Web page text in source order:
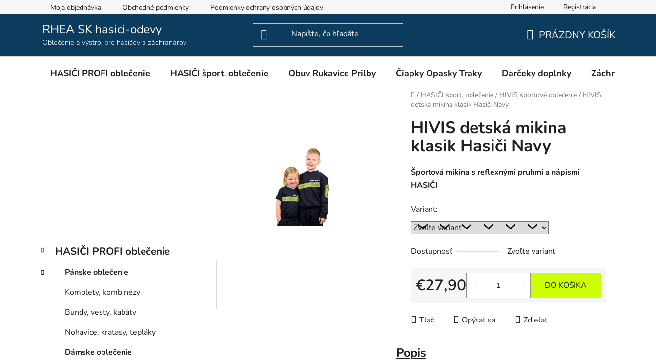
na
Moja objednávka Obchodné podmienky Podmienky ochrany osobných údajov Oblečenie a výstroj pre hasičov RHEA SK Veľkostné tabuľky
Prihlásenie Registrácia
RHEA SK hasici-odevy
Oblečenie a výstroj pre hasičov a záchranárov
KOŠÍK
PRÁZDNY KOŠÍK
HASIČI PROFI oblečenie HASIČI šport. oblečenie Obuv Rukavice Prilby Čiapky Opasky Traky Darčeky doplnky Záchranári
Domov
/ HASIČI šport. oblečenie / HIVIS športové oblečenie / HIVIS
detská mikina klasik Hasiči Navy
Preskočiť
kategórie
K
a
e
HASIČI PROFI oblečenie
Pánske oblečenie
Komplety, kombinézy
Bundy, vesty, kabáty
Nohavice, kraťasy, tepláky
Dámske oblečenie
HIVIS detská mikina
klasik Hasiči Navy
Športová mikina s reflexnými pruhmi a nápismi
HASIČI
Variant:
Dostupnosť Zvoľte variant
€27,90
Jednotková cena:
DO KOŠÍKA
Tlač Opýtať sa Zdieľať
Popis